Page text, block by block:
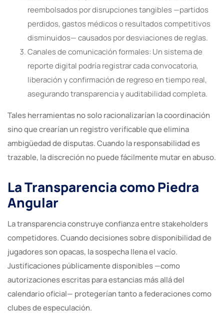
reembolsados por disrupciones tangibles —partidos
perdidos, gastos médicos o resultados competitivos
disminuidos— causados por desviaciones de reglas.
Canales de comunicación formales: Un sistema de
reporte digital podría registrar cada convocatoria,
liberación y confirmación de regreso en tiempo real,
asegurando transparencia y auditabilidad completa.
Tales herramientas no solo racionalizarían la coordinación
sino que crearían un registro verificable que elimina
ambigüedad de disputas. Cuando la responsabilidad es
trazable, la discreción no puede fácilmente mutar en abuso.
La Transparencia como Piedra
Angular
La transparencia construye confianza entre stakeholders
competidores. Cuando decisiones sobre disponibilidad de
jugadores son opacas, la sospecha llena el vacío.
Justificaciones públicamente disponibles —como
autorizaciones escritas para estancias más allá del
calendario oficial— protegerían tanto a federaciones como
clubes de especulación.